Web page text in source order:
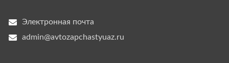
Электронная почта
admin@avtozapchastyuaz.ru